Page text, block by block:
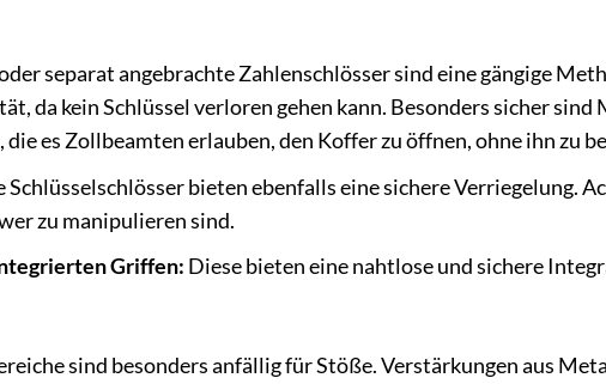
separat angebrachte Zahlenschlösser sind eine gängige
da kein Schlüssel verloren gehen kann. Besonders sicher sind
es Zollbeamten erlauben, den Koffer zu öffnen, ohne ihn zu
Schlüsselschlösser bieten ebenfalls eine sichere Verriegelung.
zu manipulieren sind.
Griffen: Diese bieten eine nahtlose und sichere
sind besonders anfällig für Stöße. Verstärkungen aus